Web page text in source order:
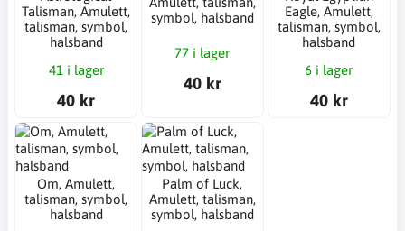
Talisman, Amulett,
talisman, symbol,
halsband
41 i lager
40 kr
symbol, halsband
77 i lager
40 kr
Eagle, Amulett,
talisman, symbol,
halsband
6 i lager
40 kr
Om, Amulett,
talisman, symbol,
halsband
Palm of Luck,
Amulett, talisman,
symbol, halsband